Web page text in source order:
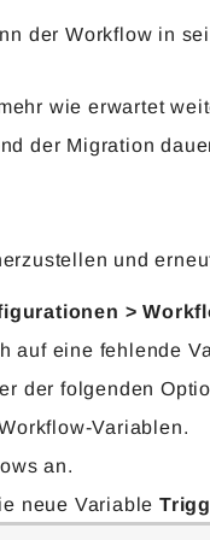
der Workflow in
wie erwartet
der Migration
und
>
auf eine fehlende
der folgenden
Variablen.
an.
neue Variable